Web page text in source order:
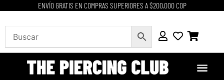
ENVÍO GRATIS EN COMPRAS SUPERIORES A $200.000 COP